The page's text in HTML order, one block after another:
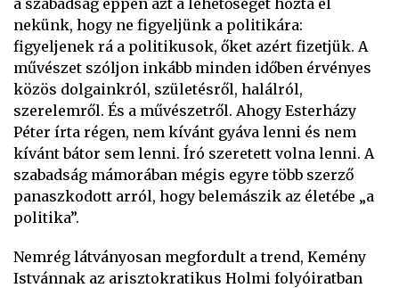
a szabadság éppen azt a lehetőséget hozta el
nekünk, hogy ne figyeljünk a politikára:
figyeljenek rá a politikusok, őket azért fizetjük. A
művészet szóljon inkább minden időben érvényes
közös dolgainkról, születésről, halálról,
szerelemről. És a művészetről. Ahogy Esterházy
Péter írta régen, nem kívánt gyáva lenni és nem
kívánt bátor sem lenni. Író szeretett volna lenni. A
szabadság mámorában mégis egyre több szerző
panaszkodott arról, hogy belemászik az életébe „a
politika”.
Nemrég látványosan megfordult a trend, Kemény
Istvánnak az arisztokratikus Holmi folyóiratban